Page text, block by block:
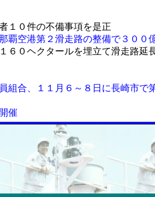
０件の不備事項を是正
覇空港第２滑走路の整備で３００
６０ヘクタールを埋立て滑走路延
組合、１１月６～８日に長崎市で
催